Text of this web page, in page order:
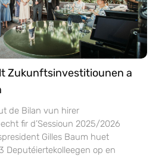
Zukunftsinvestitiounen a
de Bilan vun hirer
fir d’Sessioun 2025/2026
Gilles Baum huet
Deputéiertekolleegen op en